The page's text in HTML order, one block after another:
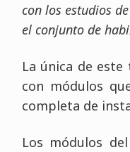
con los estudios
el conjunto de
La única de
con módulos
completa de
Los módulos